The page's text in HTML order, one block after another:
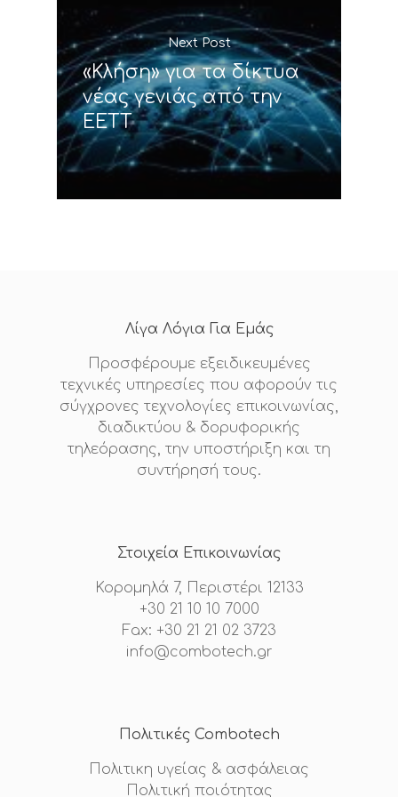
Next Post
«Κλήση» για τα δίκτυα
νέας γενιάς από την
ΕΕΤΤ
Λίγα Λόγια Για Εμάς
Προσφέρουμε εξειδικευμένες
τεχνικές υπηρεσίες που αφορούν τις
σύγχρονες τεχνολογίες επικοινωνίας,
διαδικτύου & δορυφορικής
τηλεόρασης, την υποστήριξη και τη
συντήρησή τους.
Στοιχεία Επικοινωνίας
Κορομηλά 7, Περιστέρι 12133
+30 21 10 10 7000
Fax: +30 21 21 02 3723
info@combotech.gr
Πολιτικές Combotech
Πολιτικη υγείας & ασφάλειας
Πολιτική ποιότητας